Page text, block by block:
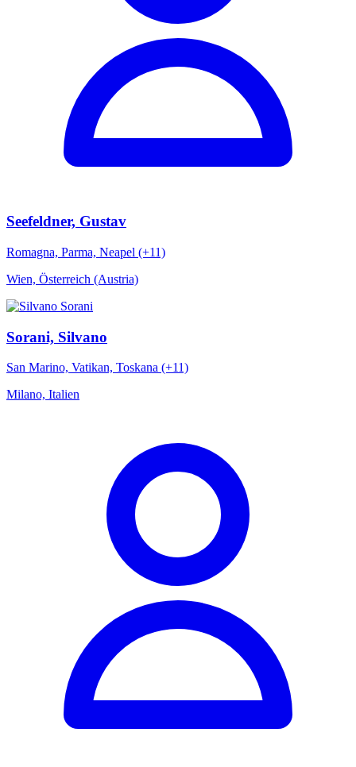
Seefeldner, Gustav
Romagna, Parma, Neapel (+11)
Wien, Österreich (Austria)
Sorani, Silvano
San Marino, Vatikan, Toskana (+11)
Milano, Italien